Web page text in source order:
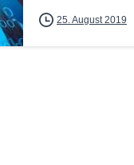
25. August 2019